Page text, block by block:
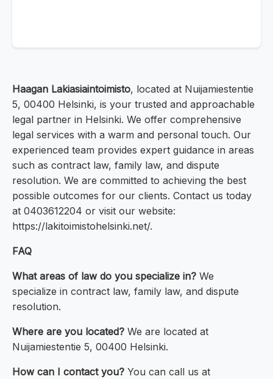
Haagan Lakiasiaintoimisto, located at Nuijamiestentie
5, 00400 Helsinki, is your trusted and approachable
legal partner in Helsinki. We offer comprehensive
legal services with a warm and personal touch. Our
experienced team provides expert guidance in areas
such as contract law, family law, and dispute
resolution. We are committed to achieving the best
possible outcomes for our clients. Contact us today
at 0403612204 or visit our website:
https://lakitoimistohelsinki.net/.
FAQ
What areas of law do you specialize in? We
specialize in contract law, family law, and dispute
resolution.
Where are you located? We are located at
Nuijamiestentie 5, 00400 Helsinki.
How can I contact you? You can call us at